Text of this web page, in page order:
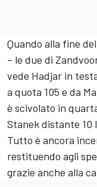
Quando alla fine
– le due di
vede Hadjar in
a quota 105 e da
è scivolato in
Stanek distante 10
Tutto è ancora
restituendo agli
grazie anche alla